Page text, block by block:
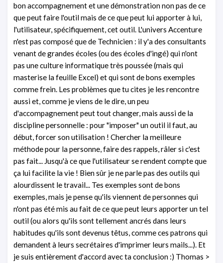
bon accompagnement et une démonstration non pas de ce
que peut faire l'outil mais de ce que peut lui apporter à lui,
l'utilisateur, spécifiquement, cet outil. L'univers Accenture
n'est pas composé que de Technicien : il y'a des consultants
venant de grandes écoles (ou des écoles d'ingé) qui n'ont
pas une culture informatique très poussée (mais qui
masterise la feuille Excel) et qui sont de bons exemples
comme frein. Les problèmes que tu cites je les rencontre
aussi et, comme je viens de le dire, un peu
d'accompagnement peut tout changer, mais aussi de la
discipline personnelle : pour "imposer" un outil il faut, au
début, forcer son utilisation ! Chercher la meilleure
méthode pour la personne, faire des rappels, râler si c'est
pas fait... Jusqu'à ce que l'utilisateur se rendent compte que
ça lui facilite la vie ! Bien sûr je ne parle pas des outils qui
alourdissent le travail... Tes exemples sont de bons
exemples, mais je pense qu'ils viennent de personnes qui
n'ont pas été mis au fait de ce que peut leurs apporter un tel
outil (ou alors qu'ils sont tellement ancrés dans leurs
habitudes qu'ils sont devenus têtus, comme ces patrons qui
demandent à leurs secrétaires d'imprimer leurs mails...). Et
je suis entièrement d'accord avec ta conclusion :) Thomas >